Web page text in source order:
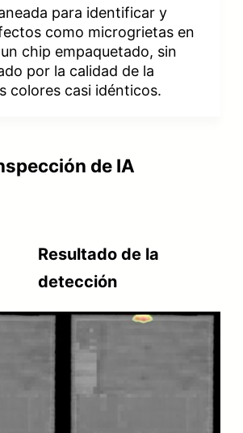
para identificar y
como microgrietas en
chip empaquetado, sin
por la calidad de la
colores casi idénticos.
de IA
Resultado de la
detección